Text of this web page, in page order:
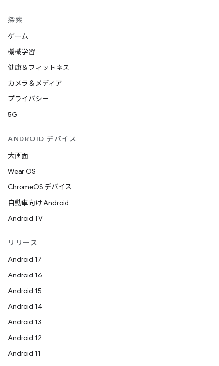
探索
ゲーム
機械学習
健康＆フィットネス
カメラ＆メディア
プライバシー
5G
ANDROID デバイス
大画面
Wear OS
ChromeOS デバイス
自動車向け Android
Android TV
リリース
Android 17
Android 16
Android 15
Android 14
Android 13
Android 12
Android 11